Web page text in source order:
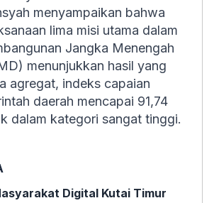
menyampaikan bahwa
lima misi utama dalam
Jangka Menengah
menunjukkan hasil yang
agregat, indeks capaian
daerah mencapai 91,74
dalam kategori sangat tinggi.
Digital Kutai Timur